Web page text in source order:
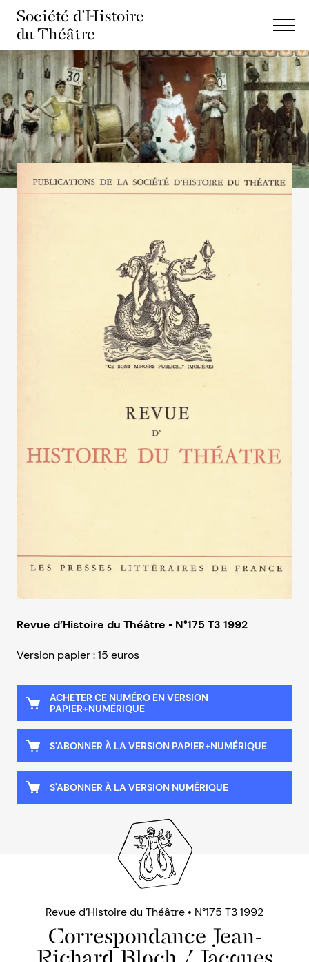
Société d'Histoire
du Théâtre
Revue d’Histoire du Théâtre • N°175 T3 1992
Version papier : 15 euros
ACHETER CE NUMÉRO EN VERSION
PAPIER+NUMÉRIQUE
S'ABONNER À LA VERSION PAPIER+NUMÉRIQUE
S'ABONNER À LA VERSION NUMÉRIQUE
Revue d’Histoire du Théâtre • N°175 T3 1992
Correspondance Jean-